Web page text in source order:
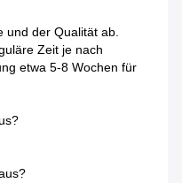
und der Qualität ab.
Zeit je nach
etwa 5-8 Wochen für